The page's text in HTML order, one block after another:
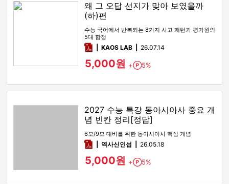
왜 그 오답 선지가 맞아 보였을까
(하)편
수능 국어에서 반복되는 8가지 사고 패턴과 평가원의
5대 함정
pdfKAOS LAB 26.07.14
5,000원 + Point
5%
2027 수능 특강 동아시아사 중요 개
념 빈칸 정리[정답]
6모/9모 대비를 위한 동아시아사 핵심 개념
pdf역사신인섭 26.05.18
5,000원 + Point
5%